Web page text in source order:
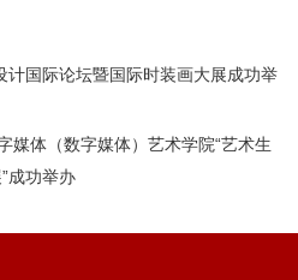
计国际论坛暨国际时装画大展成功举
媒体（数字媒体）艺术学院“艺术生
成功举办